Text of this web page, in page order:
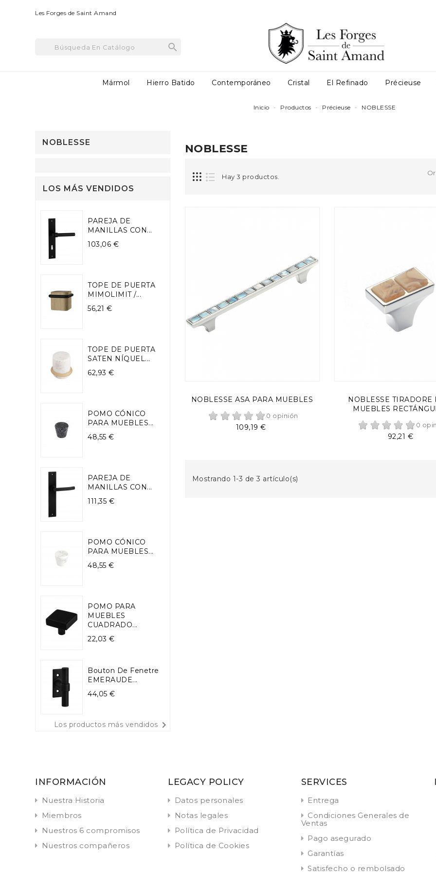
Les Forges de Saint Amand

Mármol Hierro Batido Contemporáneo Cristal El Refinado Précieuse
Inicio Productos Précieuse NOBLESSE
NOBLESSE
LOS MÁS VENDIDOS
PAREJA DE
MANILLAS CON...
Precio
103,06 €
TOPE DE PUERTA
MIMOLIMIT /...
Precio
56,21 €
TOPE DE PUERTA
SATEN NÍQUEL...
Precio
62,93 €
POMO CÓNICO
PARA MUEBLES...
Precio
48,55 €
PAREJA DE
MANILLAS CON...
Precio
111,35 €
POMO CÓNICO
PARA MUEBLES...
Precio
48,55 €
POMO PARA
MUEBLES
CUADRADO...
Precio
22,03 €
Bouton De Fenetre
EMERAUDE...
Precio
44,05 €
Los productos más vendidos 
NOBLESSE
Hay 3 productos.
NOBLESSE ASA PARA MUEBLES
0 opinión
Precio
109,19 €
NOBLESSE TIRADORE
MUEBLES
0
Precio
92,21 €
Mostrando 1-3 de 3 artículo(s)
INFORMACIÓN
Nuestra Historia
Miembros
Nuestros 6 compromisos
Nuestros compañeros
LEGACY POLICY
Datos personales
Notas legales
Política de Privacidad
Política de Cookies
SERVICES
Entrega
Condiciones Generales de
Ventas
Pago asegurado
Garantías
Satisfecho o rembolsado